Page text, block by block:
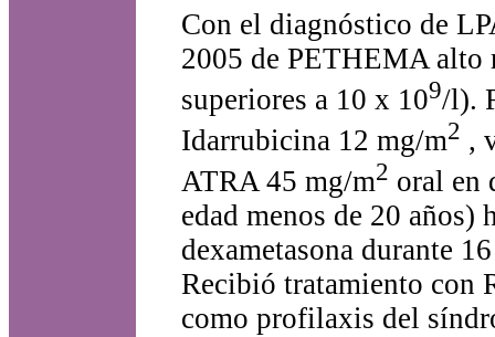
Con el diagnóstico de
2005 de PETHEMA alto
superiores a 10 x 109/l).
Idarrubicina 12 mg/m2 ,
ATRA 45 mg/m2 oral en
edad menos de 20
dexametasona durante
Recibió tratamiento con
como profilaxis del